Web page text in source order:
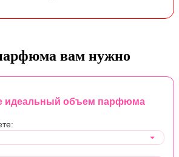
вам нужно
идеальный объем парфюма